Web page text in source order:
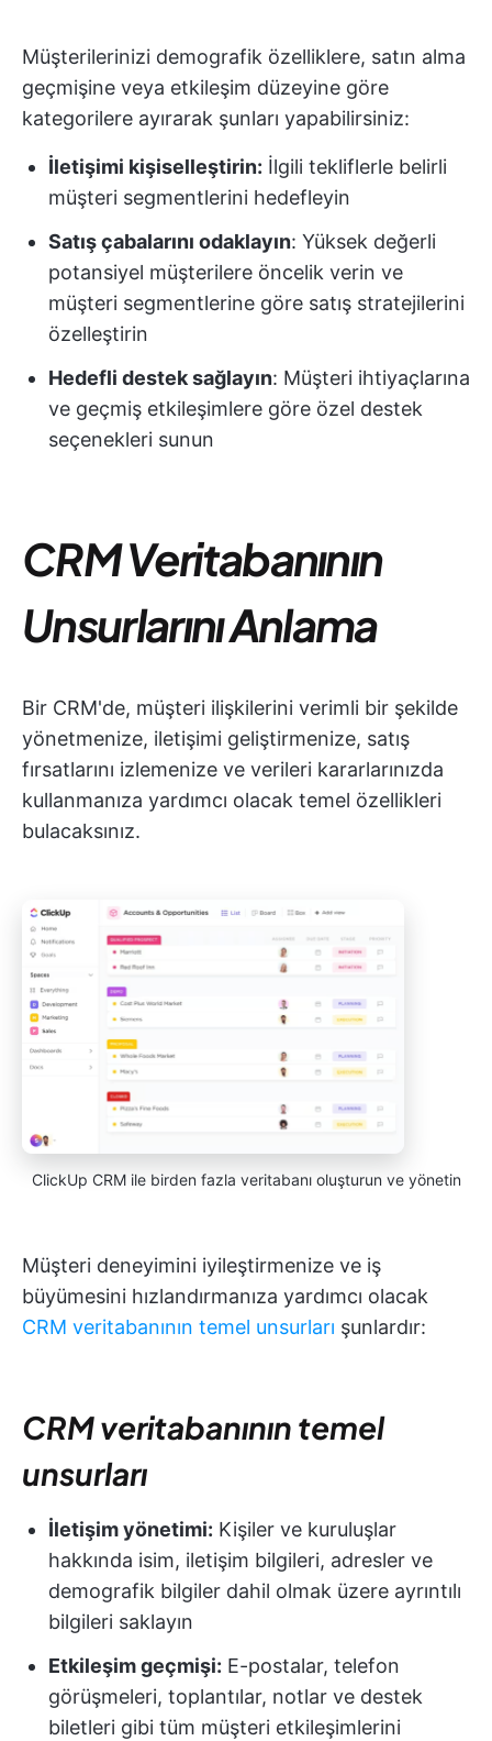
Müşterilerinizi demografik özelliklere, satın alma
geçmişine veya etkileşim düzeyine göre
kategorilere ayırarak şunları yapabilirsiniz:
İletişimi kişiselleştirin: İlgili tekliflerle belirli
müşteri segmentlerini hedefleyin
Satış çabalarını odaklayın: Yüksek değerli
potansiyel müşterilere öncelik verin ve
müşteri segmentlerine göre satış stratejilerini
özelleştirin
Hedefli destek sağlayın: Müşteri ihtiyaçlarına
ve geçmiş etkileşimlere göre özel destek
seçenekleri sunun
CRM Veritabanının
Unsurlarını Anlama
Bir CRM'de, müşteri ilişkilerini verimli bir şekilde
yönetmenize, iletişimi geliştirmenize, satış
fırsatlarını izlemenize ve verileri kararlarınızda
kullanmanıza yardımcı olacak temel özellikleri
bulacaksınız.
ClickUp CRM ile birden fazla veritabanı oluşturun ve yönetin
Müşteri deneyimini iyileştirmenize ve iş
büyümesini hızlandırmanıza yardımcı olacak
CRM veritabanının temel unsurları şunlardır:
CRM veritabanının temel
unsurları
İletişim yönetimi: Kişiler ve kuruluşlar
hakkında isim, iletişim bilgileri, adresler ve
demografik bilgiler dahil olmak üzere ayrıntılı
bilgileri saklayın
Etkileşim geçmişi: E-postalar, telefon
görüşmeleri, toplantılar, notlar ve destek
biletleri gibi tüm müşteri etkileşimlerini